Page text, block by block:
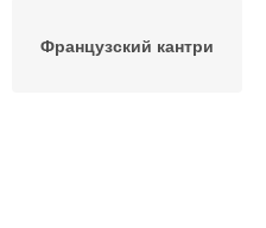
Французский кантри